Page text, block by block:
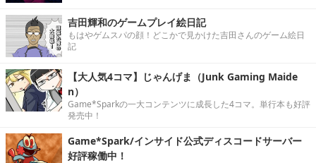
吉田輝和のゲームプレイ絵日記
もはやゲムスパの顔！どこかで見かけた吉田さんのゲーム絵日
記
【大人気4コマ】じゃんげま（Junk Gaming Maide
n）
Game*Sparkの一大コンテンツに成長した4コマ。単行本も好評
発売中！
Game*Spark/インサイド公式ディスコードサーバー
好評稼働中！